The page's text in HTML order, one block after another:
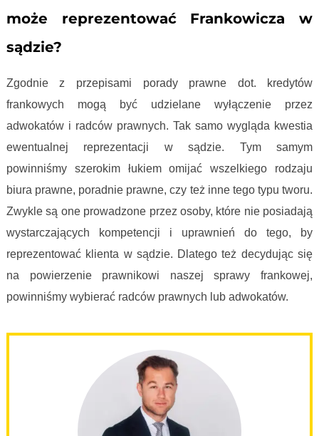
może reprezentować Frankowicza w
sądzie?
Zgodnie z przepisami porady prawne dot. kredytów
frankowych mogą być udzielane wyłączenie przez
adwokatów i radców prawnych. Tak samo wygląda kwestia
ewentualnej reprezentacji w sądzie. Tym samym
powinniśmy szerokim łukiem omijać wszelkiego rodzaju
biura prawne, poradnie prawne, czy też inne tego typu tworu.
Zwykle są one prowadzone przez osoby, które nie posiadają
wystarczających kompetencji i uprawnień do tego, by
reprezentować klienta w sądzie. Dlatego też decydując się
na powierzenie prawnikowi naszej sprawy frankowej,
powinniśmy wybierać radców prawnych lub adwokatów.